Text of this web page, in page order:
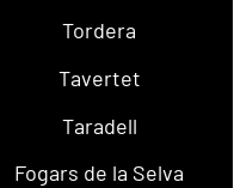
Tordera
Tavertet
Taradell
Fogars de la Selva